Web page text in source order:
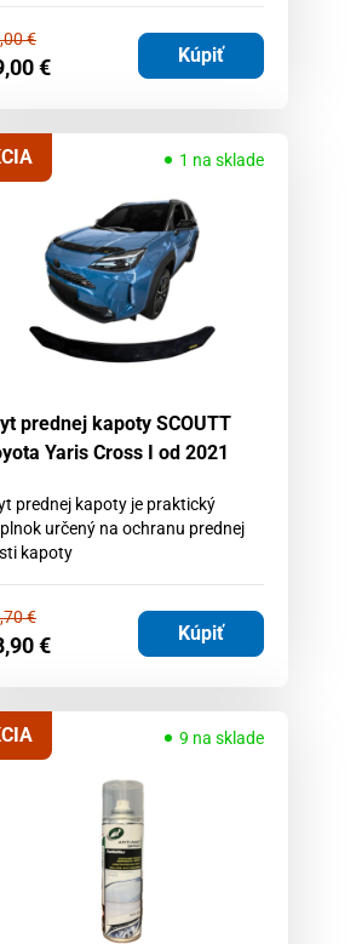
€
€ Kúpiť
1 na sklade
prednej kapoty SCOUTT
Yaris Cross I od 2021
prednej kapoty je praktický
určený na ochranu prednej
kapoty
€
€ Kúpiť
9 na sklade